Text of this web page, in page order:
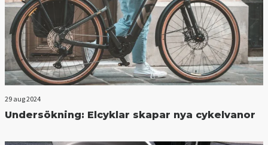
29 aug 2024
Undersökning: Elcyklar skapar nya cykelvanor